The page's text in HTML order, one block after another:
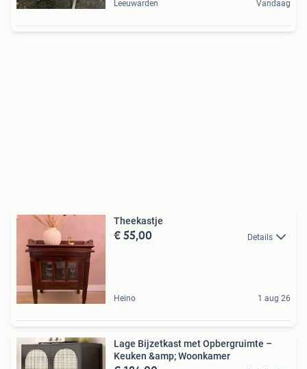
Leeuwarden Vandaag
Theekastje
€ 55,00 Details
Heino 1 aug 26
Lage Bijzetkast met Opbergruimte –
Keuken &amp; Woonkamer